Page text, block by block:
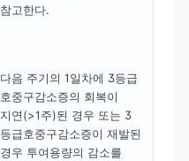
참고한다.
다음 주기의 1일차에 3등급
호중구감소증의 회복이
지연(>1주)된 경우 또는 3
등급호중구감소증이 재발된
경우 투여용량의 감소를